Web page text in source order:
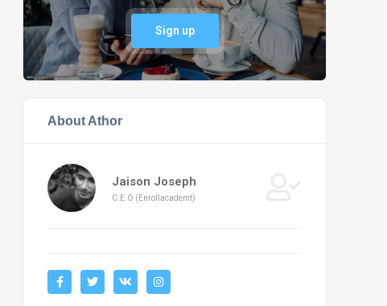
Sign up
About Athor
Jaison Joseph
C.E.O (Enrollacademt)